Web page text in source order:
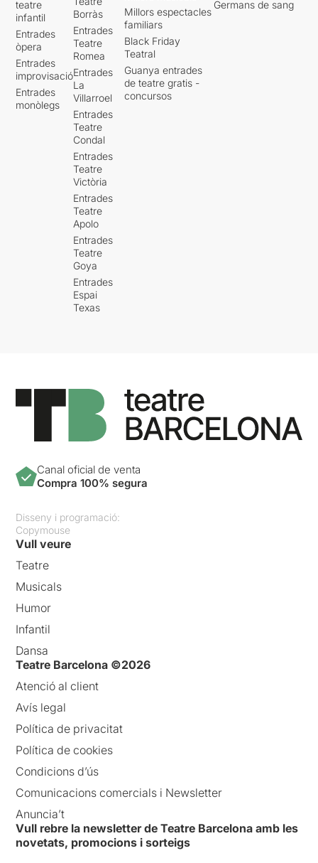
teatre
infantil
Entrades
òpera
Entrades
improvisació
Entrades
monòlegs
Borràs
Entrades
Teatre
Romea
Entrades
La
Villarroel
Entrades
Teatre
Condal
Entrades
Teatre
Victòria
Entrades
Teatre
Apolo
Entrades
Teatre
Goya
Entrades
Espai
Texas
Millors espectacles
familiars
Black Friday
Teatral
Guanya entrades
de teatre gratis -
concursos
Germans de sang
Canal oficial de venta
Compra 100% segura
Disseny i programació:
Copymouse
Vull veure
Teatre
Musicals
Humor
Infantil
Dansa
Teatre Barcelona ©2026
Atenció al client
Avís legal
Política de privacitat
Política de cookies
Condicions d’ús
Comunicacions comercials i Newsletter
Anuncia’t
Vull rebre la newsletter de Teatre Barcelona amb les
novetats, promocions i sorteigs